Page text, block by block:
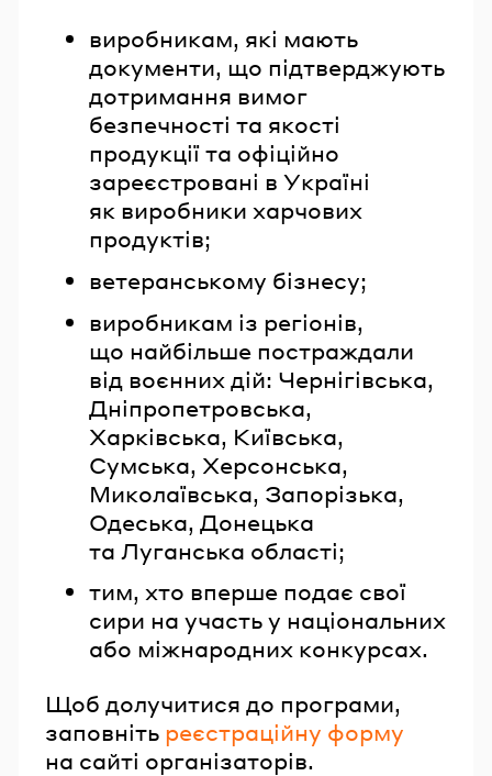
виробникам, які мають
документи, що підтверджують
дотримання вимог
безпечності та якості
продукції та офіційно
зареєстровані в Україні
як виробники харчових
продуктів;
ветеранському бізнесу;
виробникам із регіонів,
що найбільше постраждали
від воєнних дій: Чернігівська,
Дніпропетровська,
Харківська, Київська,
Сумська, Херсонська,
Миколаївська, Запорізька,
Одеська, Донецька
та Луганська області;
тим, хто вперше подає свої
сири на участь у національних
або міжнародних конкурсах.
Щоб долучитися до програми,
заповніть реєстраційну форму
на сайті організаторів.